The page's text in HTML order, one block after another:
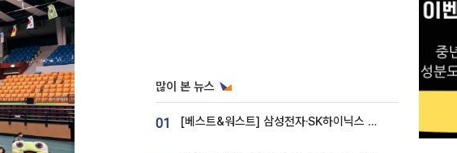
많이 본 뉴스
01 [베스트&워스트] 삼성전자·SK하이닉스 밀린 한 주…상상인증권은 85% 급등